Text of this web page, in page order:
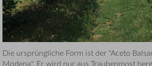
Die ursprüngliche Form ist der "Aceto
Modena". Er wird nur aus Traubenmost